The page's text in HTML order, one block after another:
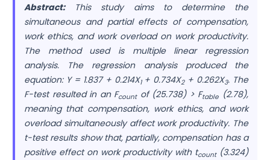
Abstract:This study aims to determine the
simultaneous and partial effects of compensation,
work ethics, and work overload on work productivity.
The method used is multiple linear regression
analysis. The regression analysis produced the
equation: Y = 1.837 + 0.214X1+ 0.734X2+ 0.262X3. The
F-test resulted in an Fcountof (25.738) > Ftable (2.78),
meaning that compensation, work ethics, and work
overload simultaneously affect work productivity. The
t-test results show that, partially, compensation has a
positive effect on work productivity with tcount(3.324)